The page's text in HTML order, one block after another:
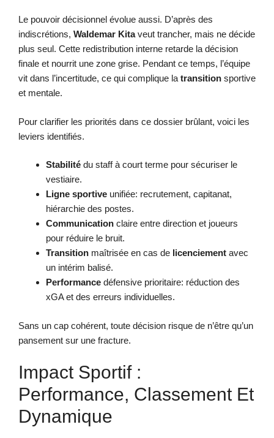
Le pouvoir décisionnel évolue aussi. D’après des
indiscrétions, Waldemar Kitaveut trancher, mais ne décide
plus seul. Cette redistribution interne retarde la décision
finale et nourrit une zone grise. Pendant ce temps, l’équipe
vit dans l’incertitude, ce qui complique latransition sportive
et mentale.
Pour clarifier les priorités dans ce dossier brûlant, voici les
leviers identifiés.
Stabilité du staff à court terme pour sécuriser le
vestiaire.
Ligne sportive unifiée: recrutement, capitanat,
hiérarchie des postes.
Communication claire entre direction et joueurs
pour réduire le bruit.
Transition maîtrisée en cas de licenciement avec
un intérim balisé.
Performance défensive prioritaire: réduction des
xGA et des erreurs individuelles.
Sans un cap cohérent, toute décision risque de n’être qu’un
pansement sur une fracture.
Impact Sportif :
Performance, Classement Et
Dynamique